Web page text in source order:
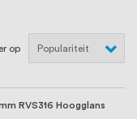
Wij hebben
volgens
op
RVS316 Hoogglans